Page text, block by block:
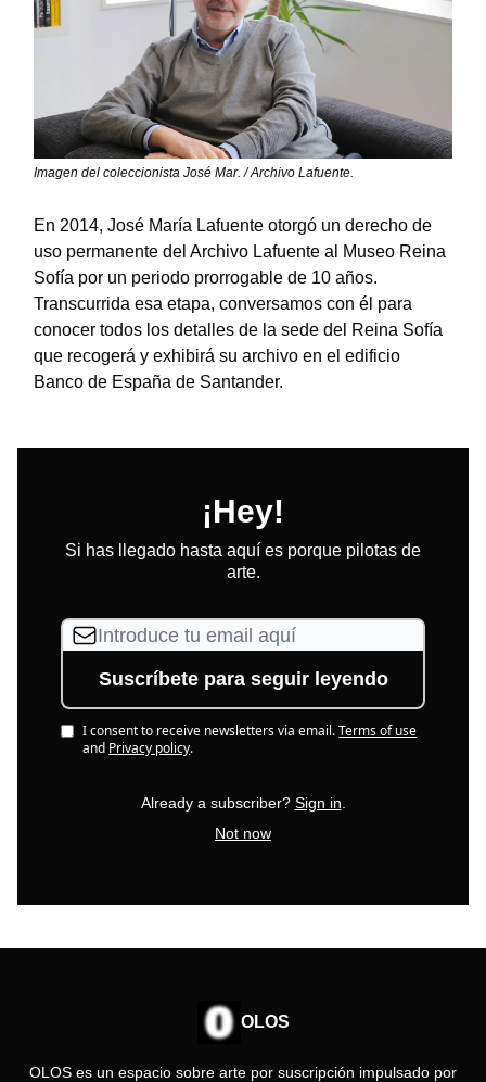
Imagen del coleccionista José Mar. / Archivo Lafuente.
En 2014, José María Lafuente otorgó un derecho de
uso permanente del Archivo Lafuente al Museo Reina
Sofía por un periodo prorrogable de 10 años.
Transcurrida esa etapa, conversamos con él para
conocer todos los detalles de la sede del Reina Sofía
que recogerá y exhibirá su archivo en el edificio
Banco de España de Santander.
¡Hey!
Si has llegado hasta aquí es porque pilotas de
arte.
I consent to receive newsletters via email.Terms of use
and Privacy policy.
Already a subscriber? Sign in
Not now
OLOS
OLOS es un espacio sobre arte por suscripción impulsado por